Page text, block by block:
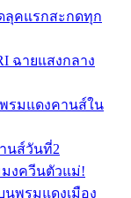
ลุคแรกสะกดทุก
ฉายแสงกลาง
รมแดงคานส์ใน
นส์วันที่2
งควีนตัวแม่!
นพรมแดงเมือง